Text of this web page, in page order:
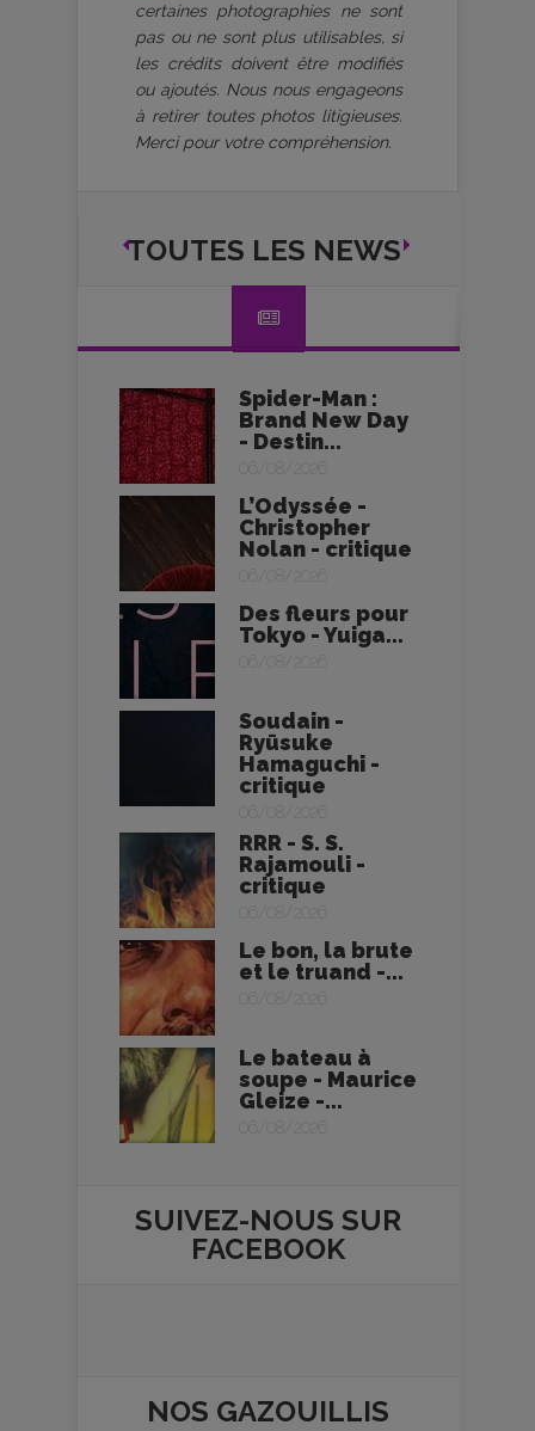
certaines photographies ne sont
pas ou ne sont plus utilisables, si
les crédits doivent être modifiés
ou ajoutés. Nous nous engageons
à retirer toutes photos litigieuses.
Merci pour votre compréhension.
TOUTES LES NEWS
Spider-Man :
Brand New Day
- Destin...
06/08/2026
L’Odyssée -
Christopher
Nolan - critique
06/08/2026
Des fleurs pour
Tokyo - Yuiga...
06/08/2026
Soudain -
Ryūsuke
Hamaguchi -
critique
06/08/2026
RRR - S. S.
Rajamouli -
critique
06/08/2026
Le bon, la brute
et le truand -...
06/08/2026
Le bateau à
soupe - Maurice
Gleize -...
06/08/2026
SUIVEZ-NOUS SUR
FACEBOOK
NOS GAZOUILLIS